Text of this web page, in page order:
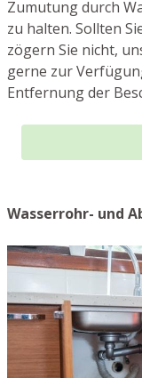
Zumutung durch
zu halten. Sollten
zögern Sie nicht,
gerne zur
Entfernung der
Wasserrohr- und